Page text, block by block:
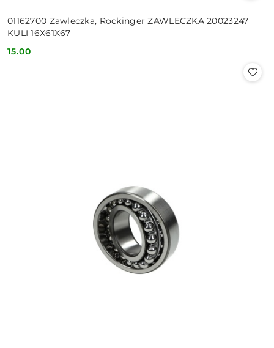
01162700 Zawleczka, Rockinger ZAWLECZKA 20023247
KULI 16X61X67
Cena:
15.00